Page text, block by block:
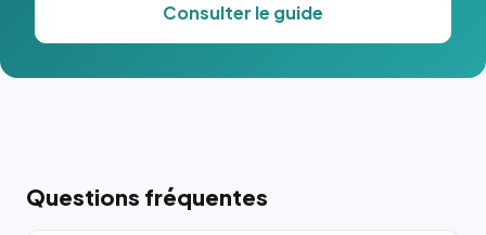
Consulter le guide
Questions fréquentes